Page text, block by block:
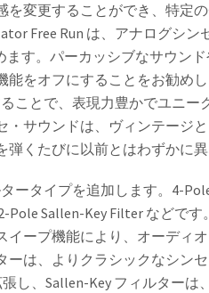
を変更することができ、特定
Free Run は、アナログシ
ます。パーカッシブなサウン
能をオフにすることをお勧め
ことで、表現力豊かでユニ
・サウンドは、ヴィンテージ
くたびに以前とはわずかに
ータイプを追加します。4-
Pole Sallen-Key Filter などで
イープ機能により、オーディ
は、よりクラシックなシン
し、Sallen-Key フィルターは